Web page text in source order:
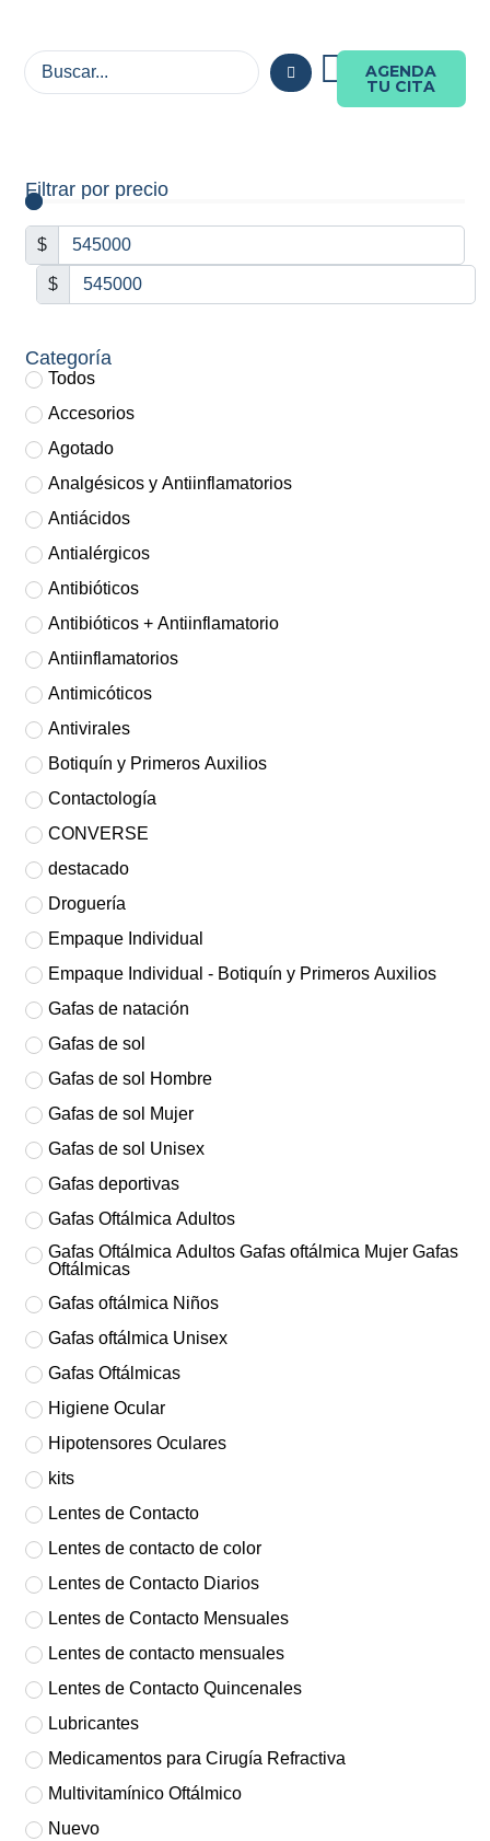
AGENDA
TU CITA
Filtrar por precio
$
$
Categoría
Todos
Accesorios
Agotado
Analgésicos y Antiinflamatorios
Antiácidos
Antialérgicos
Antibióticos
Antibióticos + Antiinflamatorio
Antiinflamatorios
Antimicóticos
Antivirales
Botiquín y Primeros Auxilios
Contactología
CONVERSE
destacado
Droguería
Empaque Individual
Empaque Individual - Botiquín y Primeros Auxilios
Gafas de natación
Gafas de sol
Gafas de sol Hombre
Gafas de sol Mujer
Gafas de sol Unisex
Gafas deportivas
Gafas Oftálmica Adultos
Gafas Oftálmica Adultos Gafas oftálmica Mujer Gafas
Oftálmicas
Gafas oftálmica Niños
Gafas oftálmica Unisex
Gafas Oftálmicas
Higiene Ocular
Hipotensores Oculares
kits
Lentes de Contacto
Lentes de contacto de color
Lentes de Contacto Diarios
Lentes de Contacto Mensuales
Lentes de contacto mensuales
Lentes de Contacto Quincenales
Lubricantes
Medicamentos para Cirugía Refractiva
Multivitamínico Oftálmico
Nuevo